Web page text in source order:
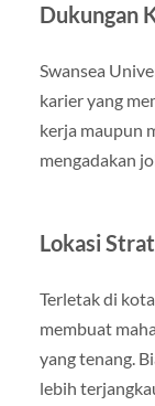
Dukungan
Swansea
karier yang
kerja maupun
mengadakan
Lokasi
Terletak di
membuat
yang tenang.
lebih